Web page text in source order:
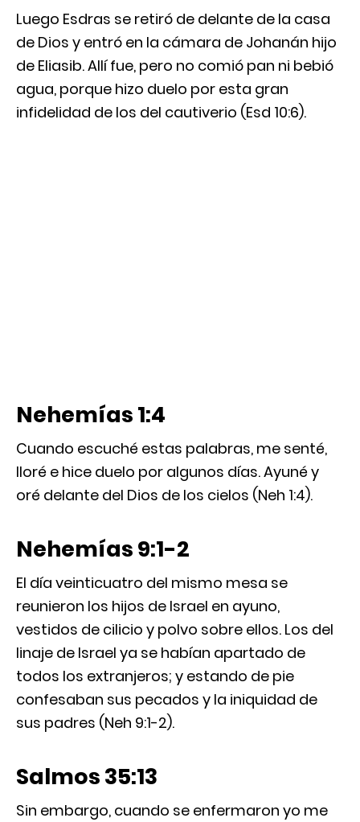
Luego Esdras se retiró de delante de la casa
de Dios y entró en la cámara de Johanán hijo
de Eliasib. Allí fue, pero no comió pan ni bebió
agua, porque hizo duelo por esta gran
infidelidad de los del cautiverio (Esd 10:6).
Nehemías 1:4
Cuando escuché estas palabras, me senté,
lloré e hice duelo por algunos días. Ayuné y
oré delante del Dios de los cielos (Neh 1:4).
Nehemías 9:1-2
El día veinticuatro del mismo mesa se
reunieron los hijos de Israel en ayuno,
vestidos de cilicio y polvo sobre ellos. Los del
linaje de Israel ya se habían apartado de
todos los extranjeros; y estando de pie
confesaban sus pecados y la iniquidad de
sus padres (Neh 9:1-2).
Salmos 35:13
Sin embargo, cuando se enfermaron yo me